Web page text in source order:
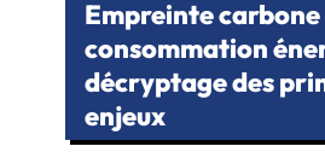
Empreinte
consommation
décryptage des
enjeux